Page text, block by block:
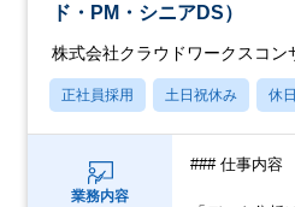
ド・PM・シニアDS）
株式会社クラウドワークスコン
正社員採用 土日祝休み 休
業務内容
### 仕事内容